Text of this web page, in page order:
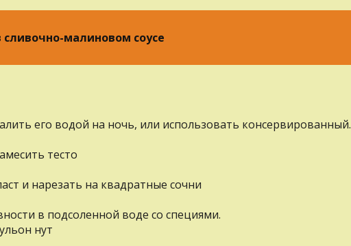
сливочно-малиновом соусе
его водой на ночь, или использовать консервированный.
тесто
и нарезать на квадратные сочни
в подсоленной воде со специями.
нут